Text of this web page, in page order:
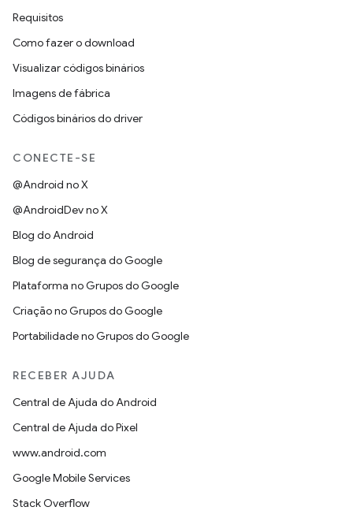
Requisitos
Como fazer o download
Visualizar códigos binários
Imagens de fábrica
Códigos binários do driver
CONECTE-SE
@Android no X
@AndroidDev no X
Blog do Android
Blog de segurança do Google
Plataforma no Grupos do Google
Criação no Grupos do Google
Portabilidade no Grupos do Google
RECEBER AJUDA
Central de Ajuda do Android
Central de Ajuda do Pixel
www.android.com
Google Mobile Services
Stack Overflow